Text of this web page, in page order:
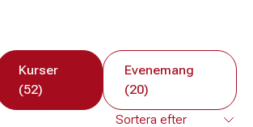
Kurser
(52)
Evenemang
(20)